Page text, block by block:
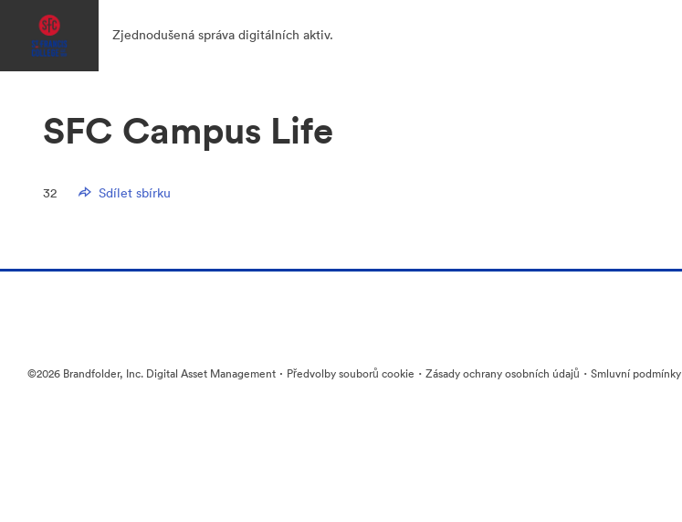
Zjednodušená správa digitálních aktiv.
SFC Campus Life
32 Sdílet sbírku
©2026 Brandfolder, Inc. Digital Asset Management · Předvolby souborů cookie · Zásady ochrany osobních údajů · Smluvní podmínky